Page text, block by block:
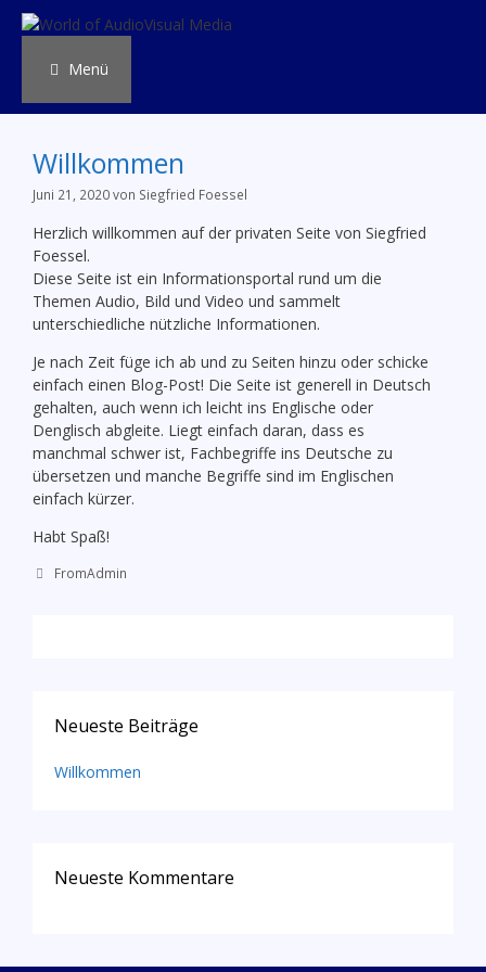
Zum
Inhalt
Menü
Willkommen
Juni 21, 2020von Siegfried Foessel
Herzlich willkommen auf der privaten Seite von Siegfried
Foessel.
Diese Seite ist ein Informationsportal rund um die
Themen Audio, Bild und Video und sammelt
unterschiedliche nützliche Informationen.
Je nach Zeit füge ich ab und zu Seiten hinzu oder schicke
einfach einen Blog-Post! Die Seite ist generell in Deutsch
gehalten, auch wenn ich leicht ins Englische oder
Denglisch abgleite. Liegt einfach daran, dass es
manchmal schwer ist, Fachbegriffe ins Deutsche zu
übersetzen und manche Begriffe sind im Englischen
einfach kürzer.
Habt Spaß!
Kategorien
FromAdmin
Neueste Beiträge
Willkommen
Neueste Kommentare